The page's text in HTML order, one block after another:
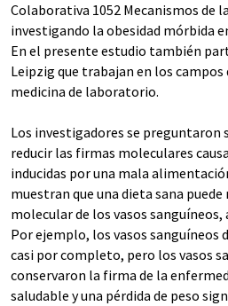
Colaborativa 1052 Mecanismos de
investigando la obesidad mórbida
En el presente estudio también
Leipzig que trabajan en los campos
medicina de laboratorio.
Los investigadores se preguntaron
reducir las firmas moleculares
inducidas por una mala
muestran que una dieta sana
molecular de los vasos
Por ejemplo, los vasos sanguíneos
casi por completo, pero los vasos
conservaron la firma de la
saludable y una pérdida de peso